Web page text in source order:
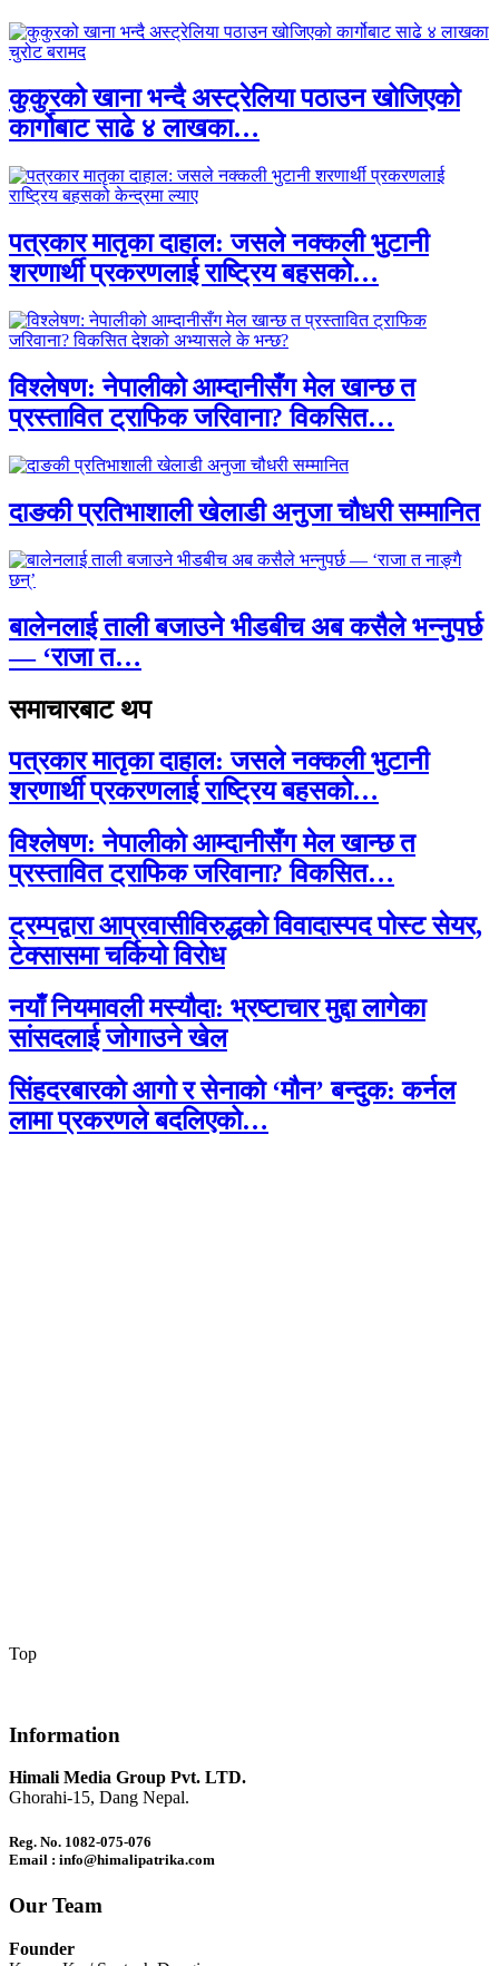
कुकुरको खाना भन्दै अस्ट्रेलिया पठाउन खोजिएको
कार्गोबाट साढे ४ लाखका…
पत्रकार मातृका दाहाल: जसले नक्कली भुटानी
शरणार्थी प्रकरणलाई राष्ट्रिय बहसको…
विश्लेषण: नेपालीको आम्दानीसँग मेल खान्छ त
प्रस्तावित ट्राफिक जरिवाना? विकसित…
दाङकी प्रतिभाशाली खेलाडी अनुजा चौधरी सम्मानित
बालेनलाई ताली बजाउने भीडबीच अब कसैले भन्नुपर्छ
— ‘राजा त…
समाचारबाट थप
पत्रकार मातृका दाहाल: जसले नक्कली भुटानी
शरणार्थी प्रकरणलाई राष्ट्रिय बहसको…
विश्लेषण: नेपालीको आम्दानीसँग मेल खान्छ त
प्रस्तावित ट्राफिक जरिवाना? विकसित…
ट्रम्पद्वारा आप्रवासीविरुद्धको विवादास्पद पोस्ट सेयर,
टेक्सासमा चर्कियो विरोध
नयाँ नियमावली मस्यौदा: भ्रष्टाचार मुद्दा लागेका
सांसदलाई जोगाउने खेल
सिंहदरबारको आगो र सेनाको ‘मौन’ बन्दुक: कर्नल
लामा प्रकरणले बदलिएको…
Top
Information
Himali Media Group Pvt. LTD.
Ghorahi-15, Dang Nepal.
Reg. No. 1082-075-076
Email : info@himalipatrika.com
Our Team
Founder